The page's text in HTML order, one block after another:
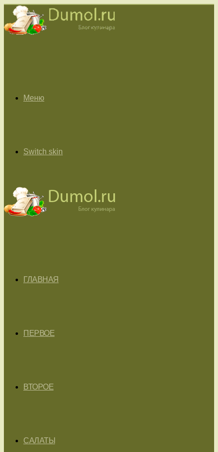
Меню
Switch skin
ГЛАВНАЯ
ПЕРВОЕ
ВТОРОЕ
САЛАТЫ